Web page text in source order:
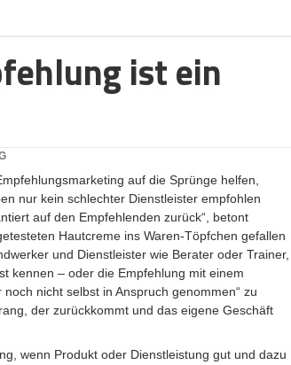
Gründer wirklich absichern sollten
Spin-off pacemaker.ai wagt
ist ein
auf die Sprünge helfen,
nur kein schlechter Dienstleister empfohlen
auf den Empfehlenden zurück“, betont
Hautcreme ins Waren-Töpfchen gefallen
und Dienstleister wie Berater oder Trainer,
kennen – oder die Empfehlung mit einem
nicht selbst in Anspruch genommen“ zu
der zurückkommt und das eigene Geschäft
wenn Produkt oder Dienstleistung gut und dazu